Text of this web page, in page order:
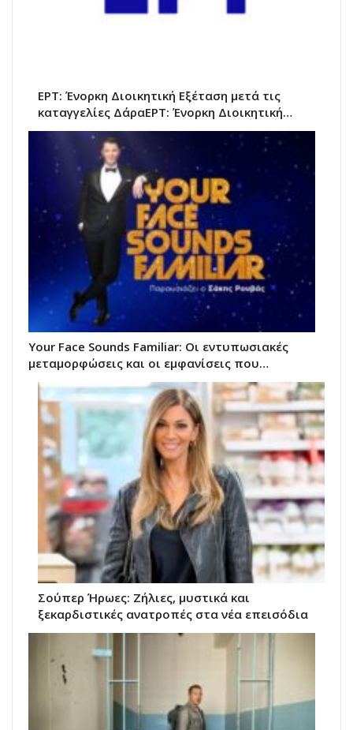
ΕΡΤ: Ένορκη Διοικητική Εξέταση μετά τις
καταγγελίες ΔάραΕΡΤ: Ένορκη Διοικητική…
Your Face Sounds Familiar: Οι εντυπωσιακές
μεταμορφώσεις και οι εμφανίσεις που…
Σούπερ Ήρωες: Ζήλιες, μυστικά και
ξεκαρδιστικές ανατροπές στα νέα επεισόδια